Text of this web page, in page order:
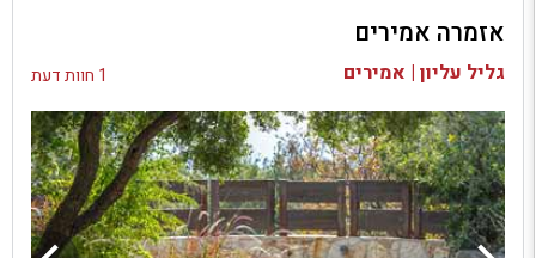
בדיקת זמינות ומחירים
אזמרה אמירים
גליל עליון | אמירים 1 חוות דעת